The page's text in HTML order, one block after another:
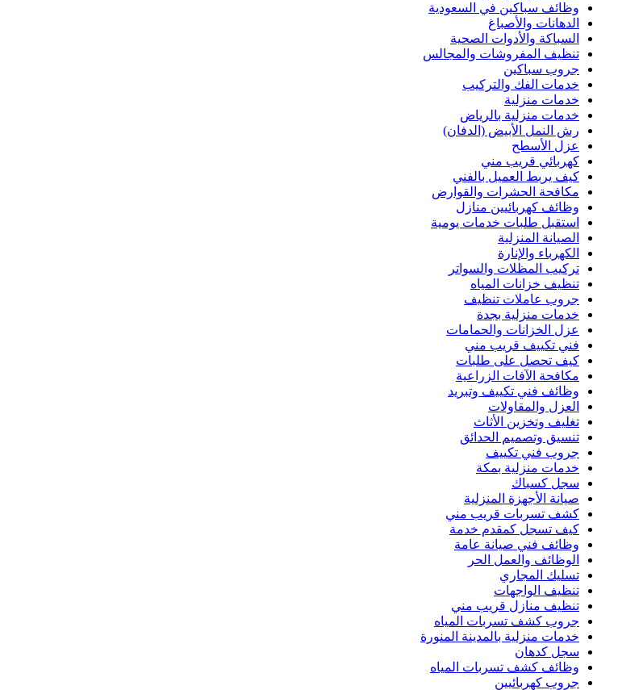
وظائف سباكين في السعودية
الدهانات والأصباغ
السباكة والأدوات الصحية
تنظيف المفروشات والمجالس
جروب سباكين
خدمات الفك والتركيب
خدمات منزلية
خدمات منزلية بالرياض
رش النمل الأبيض (الدفان)
عزل الأسطح
كهربائي قريب مني
كيف يربط العميل بالفني
مكافحة الحشرات والقوارض
وظائف كهربائيين منازل
استقبل طلبات خدمات يومية
الصيانة المنزلية
الكهرباء والإنارة
تركيب المظلات والسواتر
تنظيف خزانات المياه
جروب عاملات تنظيف
خدمات منزلية بجدة
عزل الخزانات والحمامات
فني تكييف قريب مني
كيف تحصل على طلبات
مكافحة الآفات الزراعية
وظائف فني تكييف وتبريد
العزل والمقاولات
تغليف وتخزين الأثاث
تنسيق وتصميم الحدائق
جروب فني تكييف
خدمات منزلية بمكة
سجل كسباك
صيانة الأجهزة المنزلية
كشف تسربات قريب مني
كيف تسجل كمقدم خدمة
وظائف فني صيانة عامة
الوظائف والعمل الحر
تسليك المجاري
تنظيف الواجهات
تنظيف منازل قريب مني
جروب كشف تسربات المياه
خدمات منزلية بالمدينة المنورة
سجل كدهان
وظائف كشف تسربات المياه
جروب كهربائيين